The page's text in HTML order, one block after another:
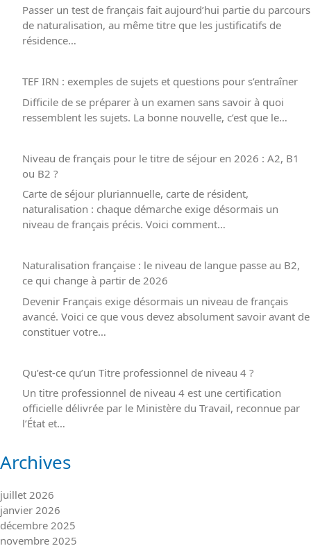
Passer un test de français fait aujourd’hui partie du parcours
de naturalisation, au même titre que les justificatifs de
résidence…
TEF IRN : exemples de sujets et questions pour s’entraîner
Difficile de se préparer à un examen sans savoir à quoi
ressemblent les sujets. La bonne nouvelle, c’est que le…
Niveau de français pour le titre de séjour en 2026 : A2, B1
ou B2 ?
Carte de séjour pluriannuelle, carte de résident,
naturalisation : chaque démarche exige désormais un
niveau de français précis. Voici comment…
Naturalisation française : le niveau de langue passe au B2,
ce qui change à partir de 2026
Devenir Français exige désormais un niveau de français
avancé. Voici ce que vous devez absolument savoir avant de
constituer votre…
Qu’est-ce qu’un Titre professionnel de niveau 4 ?
Un titre professionnel de niveau 4 est une certification
officielle délivrée par le Ministère du Travail, reconnue par
l’État et…
Archives
juillet 2026
janvier 2026
décembre 2025
novembre 2025